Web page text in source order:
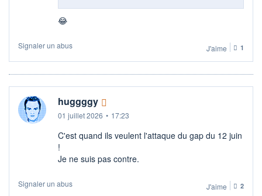
😂
Signaler un abus J'aime 1
huggggy
01 juillet 2026 • 17:23
C'est quand ils veulent l'attaque du gap du 12 juin
!
Je ne suis pas contre.
Signaler un abus J'aime 2